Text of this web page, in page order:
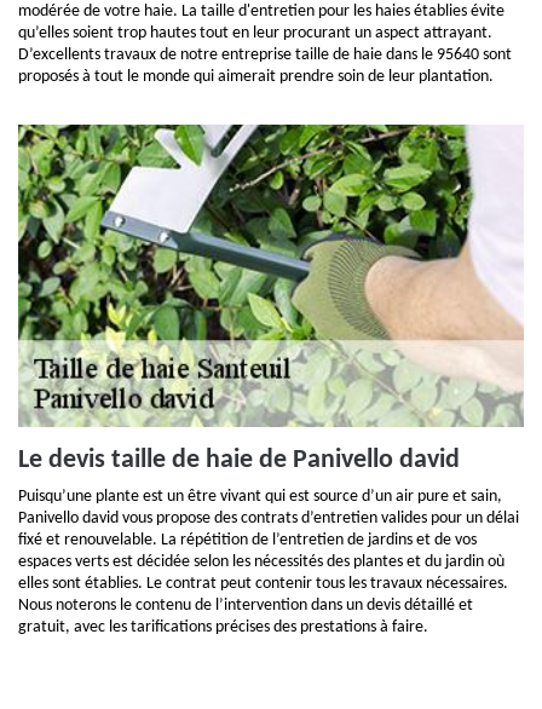
modérée de votre haie. La taille d'entretien pour les haies établies évite
qu’elles soient trop hautes tout en leur procurant un aspect attrayant.
D’excellents travaux de notre entreprise taille de haie dans le 95640 sont
proposés à tout le monde qui aimerait prendre soin de leur plantation.
Le devis taille de haie de Panivello david
Puisqu’une plante est un être vivant qui est source d’un air pure et sain,
Panivello david vous propose des contrats d’entretien valides pour un délai
fixé et renouvelable. La répétition de l’entretien de jardins et de vos
espaces verts est décidée selon les nécessités des plantes et du jardin où
elles sont établies. Le contrat peut contenir tous les travaux nécessaires.
Nous noterons le contenu de l’intervention dans un devis détaillé et
gratuit, avec les tarifications précises des prestations à faire.